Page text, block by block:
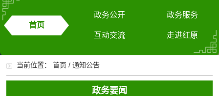
首页
政务公开 政务服务
互动交流 走进红原
当前位置：首页 /通知公告
政务要闻